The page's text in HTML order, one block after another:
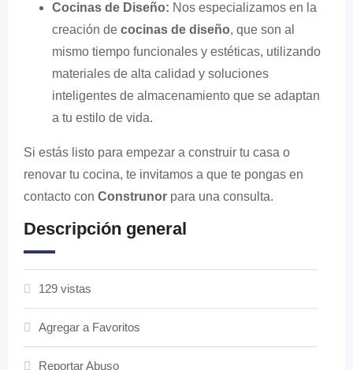
Cocinas de Diseño: Nos especializamos en la
creación de cocinas de diseño, que son al
mismo tiempo funcionales y estéticas, utilizando
materiales de alta calidad y soluciones
inteligentes de almacenamiento que se adaptan
a tu estilo de vida.
Si estás listo para empezar a construir tu casa o
renovar tu cocina, te invitamos a que te pongas en
contacto con Construnor para una consulta.
Descripción general
129 vistas
Agregar a Favoritos
Reportar Abuso